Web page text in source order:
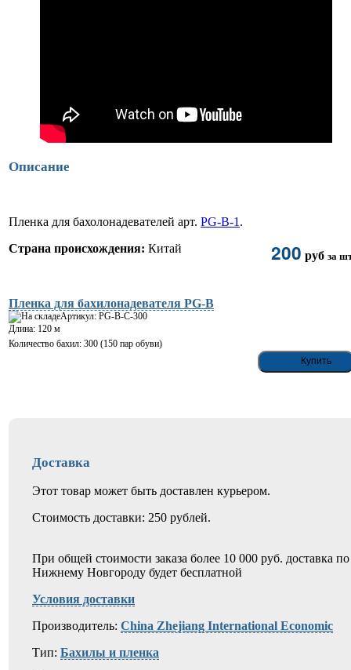
Описание
Пленка для бахолонадевателей арт. PG-B-1 .
Страна происхождения: Китай
Пленка для бахилонадевателя PG-B
Артикул: PG-B-C-300
Длина: 120 м
Количество бахил: 300 (150 пар обуви)
200 руб за
Доставка
Этот товар может быть доставлен курьером.
Стоимость доставки: 250 рублей.
При общей стоимости заказа более 10 000 руб. доставка по
Нижнему Новгороду будет бесплатной
Условия доставки
Производитель: China Zhejiang International Economic
Тип: Бахилы и пленка